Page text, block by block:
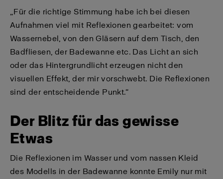
„Für die richtige Stimmung habe ich bei diesen
Aufnahmen viel mit Reflexionen gearbeitet: vom
Wassernebel, von den Gläsern auf dem Tisch, den
Badfliesen, der Badewanne etc. Das Licht an sich
oder das Hintergrundlicht erzeugen nicht den
visuellen Effekt, der mir vorschwebt. Die Reflexionen
sind der entscheidende Punkt.“
Der Blitz für das gewisse
Etwas
Die Reflexionen im Wasser und vom nassen Kleid
des Modells in der Badewanne konnte Emily nur mit